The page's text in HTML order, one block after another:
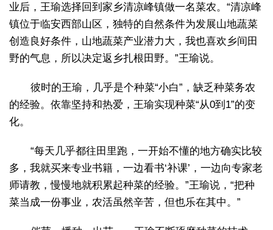
业后，王瑜选择回到家乡清凉峰镇做一名菜农。“清凉峰
镇位于临安西部山区，独特的自然条件为发展山地蔬菜
创造良好条件，山地蔬菜产业潜力大，我也喜欢乡间田
野的气息，所以决定返乡扎根田野。”王瑜说。
彼时的王瑜，几乎是个种菜“小白”，缺乏种菜务农
的经验。依靠坚持和热爱，王瑜实现种菜“从0到1”的变
化。
“每天几乎都往田里跑，一开始不懂的地方确实比较
多，我就买来专业书籍，一边看书‘补课’，一边向专家老
师请教，慢慢地就积累起种菜的经验。”王瑜说，“把种
菜当成一份事业，农活虽然辛苦，但也乐在其中。”